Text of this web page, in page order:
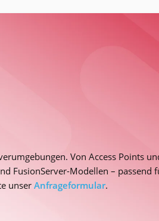
Von Access Points
FusionServer-Modellen – passend
unser Anfrageformular.